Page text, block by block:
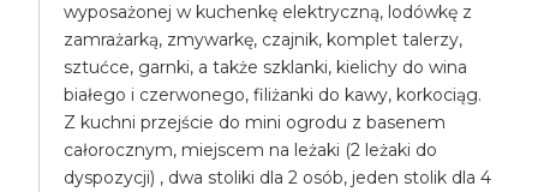
wyposażonej w kuchenkę elektryczną, lodówkę z
zamrażarką, zmywarkę, czajnik, komplet talerzy,
sztućce, garnki, a także szklanki, kielichy do wina
białego i czerwonego, filiżanki do kawy, korkociąg.
Z kuchni przejście do mini ogrodu z basenem
całorocznym, miejscem na leżaki (2 leżaki do
dyspozycji) , dwa stoliki dla 2 osób, jeden stolik dla 4